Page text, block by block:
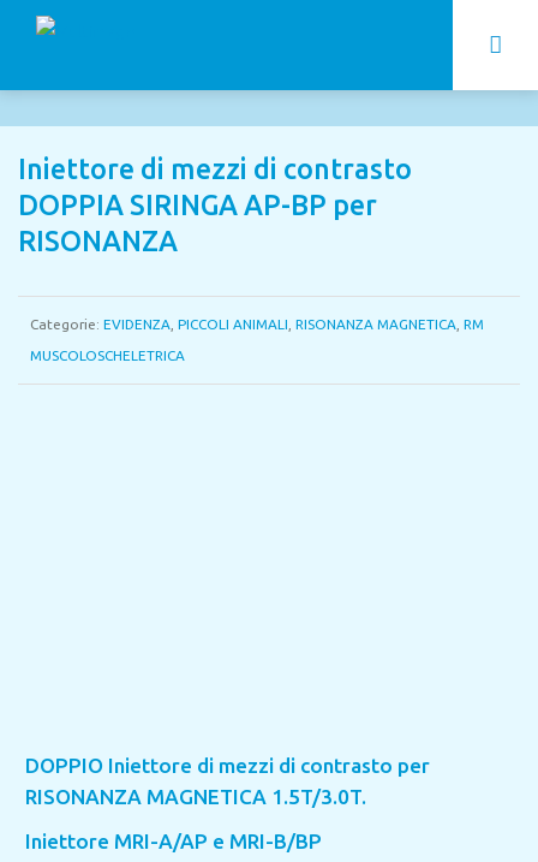
Iniettore di mezzi di contrasto
DOPPIA SIRINGA AP-BP per
RISONANZA
Categorie: EVIDENZA PICCOLI ANIMALI RISONANZA MAGNETICA RM
MUSCOLOSCHELETRICA
DOPPIO Iniettore di mezzi di contrasto per
RISONANZA MAGNETICA 1.5T/3.0T.
Iniettore MRI-A/AP e MRI-B/BP